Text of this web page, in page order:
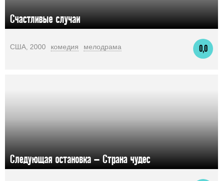
Счастливые случаи
0,0
США, 2000 комедия мелодрама
Следующая остановка – Страна чудес